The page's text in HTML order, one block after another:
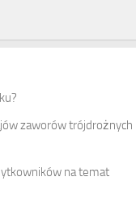
zaworów trójdrożnych
na temat